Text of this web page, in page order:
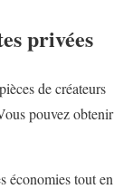
privées
de créateurs
pouvez obtenir
économies tout en